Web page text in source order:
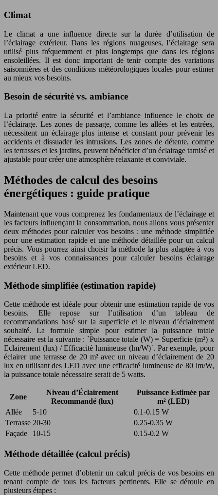
Climat
Le climat a une influence directe sur la durée d’utilisation de
l’éclairage extérieur. Dans les régions nuageuses, l’éclairage sera
utilisé plus fréquemment et plus longtemps que dans les régions
ensoleillées. Il est donc important de tenir compte des variations
saisonnières et des conditions météorologiques locales pour estimer
au mieux vos besoins.
Besoin de sécurité vs. ambiance
La priorité entre la sécurité et l’ambiance influence le choix de
l’éclairage. Les zones de passage, comme les allées et les entrées,
nécessitent un éclairage plus intense et constant pour prévenir les
accidents et dissuader les intrusions. Les zones de détente, comme
les terrasses et les jardins, peuvent bénéficier d’un éclairage tamisé et
ajustable pour créer une atmosphère relaxante et conviviale.
Méthodes de calcul des besoins
énergétiques : guide pratique
Maintenant que vous comprenez les fondamentaux de l’éclairage et
les facteurs influençant la consommation, nous allons vous présenter
deux méthodes pour calculer vos besoins : une méthode simplifiée
pour une estimation rapide et une méthode détaillée pour un calcul
précis. Vous pourrez ainsi choisir la méthode la plus adaptée à vos
besoins et à vos connaissances pour calculer besoins éclairage
extérieur LED.
Méthode simplifiée (estimation rapide)
Cette méthode est idéale pour obtenir une estimation rapide de vos
besoins. Elle repose sur l’utilisation d’un tableau de
recommandations basé sur la superficie et le niveau d’éclairement
souhaité. La formule simple pour estimer la puissance totale
nécessaire est la suivante : `Puissance totale (W) = Superficie (m²) x
Eclairement (lux) / Efficacité lumineuse (lm/W)`. Par exemple, pour
éclairer une terrasse de 20 m² avec un niveau d’éclairement de 20
lux en utilisant des LED avec une efficacité lumineuse de 80 lm/W,
la puissance totale nécessaire serait de 5 watts.
Zone
Niveau d’Éclairement
Recommandé (lux)
Puissance Estimée par
m² (LED)
Allée
5-10
0.1-0.15 W
Terrasse 20-30
0.25-0.35 W
Façade
10-15 0.15-0.2 W
Méthode détaillée (calcul précis)
Cette méthode permet d’obtenir un calcul précis de vos besoins en
tenant compte de tous les facteurs pertinents. Elle se déroule en
plusieurs étapes :